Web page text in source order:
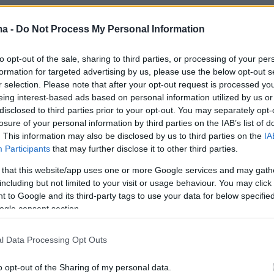
- Do Not Process My Personal Information
opt-out of the sale, sharing to third parties, or processing of your
for targeted advertising by us, please use the below opt-out
selection. Please note that after your opt-out request is processed
interest-based ads based on personal information utilized by us
to third parties prior to your opt-out. You may separately
of your personal information by third parties on the IAB’s list of
This information may also be disclosed by us to third parties on the
Participants that may further disclose it to other third parties.
that this website/app uses one or more Google services and may
but not limited to your visit or usage behaviour. You may
to Google and its third-party tags to use your data for below
consent section.
Data Processing Opt Outs
opt-out of the Sharing of my personal data.
επιστρέφει στο
δύο χρόνια μετά την
σκηνή του φεστιβάλ λόγω
Tourette
είχε μια κρίση μπροστά σε χιλιάδες
να ολοκληρώσει την εμφάνισή
Καπάλντι: Στα σκαριά η
του τραγουδιστή με το
Tourette - Ετοιμάζει νέα